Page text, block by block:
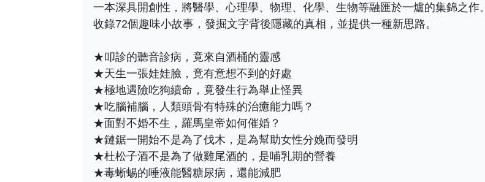
一本深具開創性，將醫學、心理學、物理、化學、生物等融匯於一爐的集錦之作。
收錄72個趣味小故事，發掘文字背後隱藏的真相，並提供一種新思路。
★叩診的聽音診病，竟來自酒桶的靈感
★天生一張娃娃臉，竟有意想不到的好處
★極地遇險吃狗續命，竟發生行為舉止怪異
★吃腦補腦，人類頭骨有特殊的治癒能力嗎？
★面對不婚不生，羅馬皇帝如何催婚？
★鏈鋸一開始不是為了伐木，是為幫助女性分娩而發明
★杜松子酒不是為了做雞尾酒的，是哺乳期的營養
★毒蜥蜴的唾液能醫糖尿病，還能減肥